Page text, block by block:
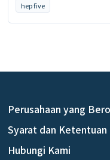
hep five
Perusahaan yang
Syarat dan Ketentuan
Hubungi Kami